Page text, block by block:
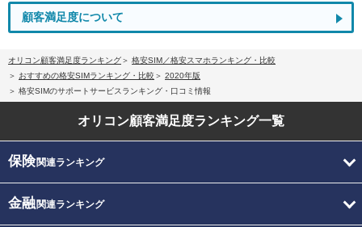
顧客満足度について
オリコン顧客満足度ランキング
格安SIM／格安スマホランキング・比較
おすすめの格安SIMランキング・比較
2020年版
格安SIMのサポートサービスランキング・口コミ情報
オリコン顧客満足度ランキング一覧
保険関連ランキング
金融関連ランキング